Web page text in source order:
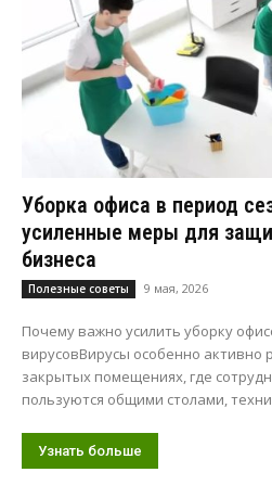
Уборка офиса в период
усиленные меры для
бизнеса
Полезные советы 9 мая, 2026
Почему важно усилить уборку
вирусовВирусы особенно активно
закрытых помещениях, где
пользуются общими столами,
Узнать больше